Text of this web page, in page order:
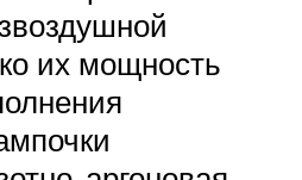
их мощность